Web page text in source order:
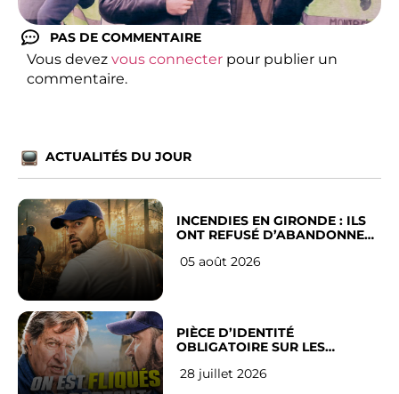
PAS DE COMMENTAIRE
Vous devez vous connecter pour publier un
commentaire.
ACTUALITÉS DU JOUR
INCENDIES EN GIRONDE : ILS
ONT REFUSÉ D’ABANDONNER
05 août 2026
PIÈCE D’IDENTITÉ
OBLIGATOIRE SUR LES
Français
28 juillet 2026